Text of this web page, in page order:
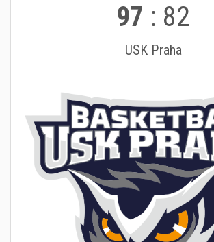
97 : 82
USK Praha